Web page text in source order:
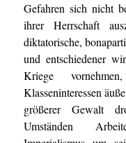
Gefahren sich nicht
ihrer Herrschaft
diktatorische,
und entschiedener
Kriege
Klasseninteressen
größerer Gewalt
Umständen